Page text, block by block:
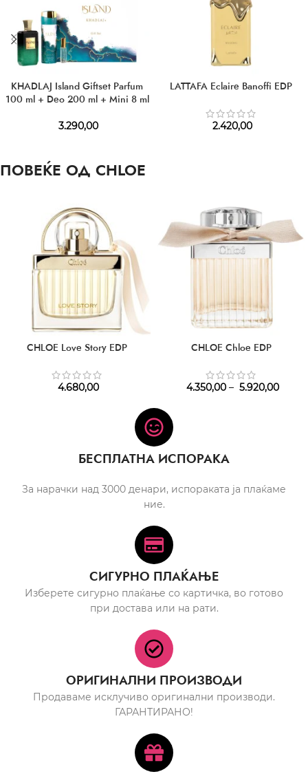
KHADLAJ Island Giftset Parfum
100 ml + Deo 200 ml + Mini 8 ml
3.290,00
LATTAFA Eclaire Banoffi EDP
2.420,00
ПОВЕЌЕ ОД CHLOE
CHLOE Love Story EDP
4.680,00
CHLOE Chloe EDP
4.350,00 – 5.920,00
БЕСПЛАТНА ИСПОРАКА
За нарачки над 3000 денари, испораката ја плаќаме
ние.
СИГУРНО ПЛАЌАЊЕ
Изберете сигурно плаќање со картичка, во готово
при достава или на рати.
ОРИГИНАЛНИ ПРОИЗВОДИ
Продаваме исклучиво оригинални производи.
ГАРАНТИРАНО!